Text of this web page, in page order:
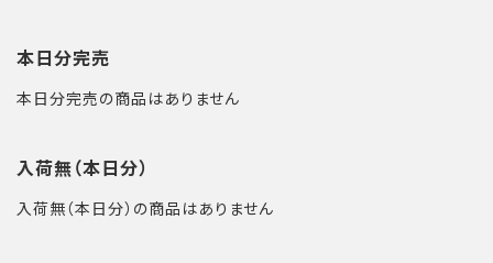
本日分完売
本日分完売の商品はありません
入荷無（本日分）
入荷無（本日分）の商品はありません